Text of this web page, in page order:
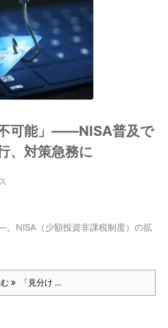
不可能」――NISA普及で
、対策急務に
。NISA（少額投資非課税制度）の拡
「見分け ...